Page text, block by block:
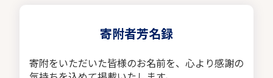
寄附者芳名録
寄附をいただいた皆様のお名前を、 心より感謝の